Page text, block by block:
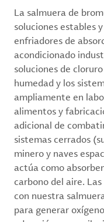
La salmuera de
soluciones estables
enfriadores de
acondicionado
soluciones de
humedad y los
ampliamente en
alimentos y
adicional de
sistemas cerrados
minero y naves
actúa como
carbono del aire.
con nuestra
para generar